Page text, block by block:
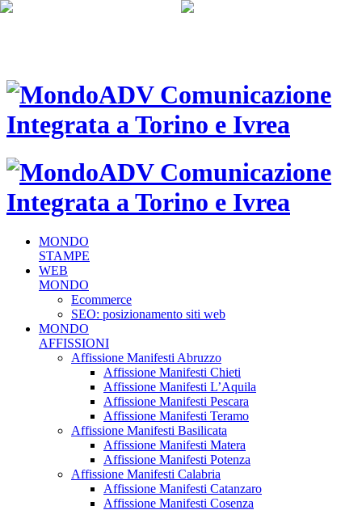
MONDO
STAMPE
WEB
MONDO
Ecommerce
SEO: posizionamento siti web
MONDO
AFFISSIONI
Affissione Manifesti Abruzzo
Affissione Manifesti Chieti
Affissione Manifesti L’Aquila
Affissione Manifesti Pescara
Affissione Manifesti Teramo
Affissione Manifesti Basilicata
Affissione Manifesti Matera
Affissione Manifesti Potenza
Affissione Manifesti Calabria
Affissione Manifesti Catanzaro
Affissione Manifesti Cosenza